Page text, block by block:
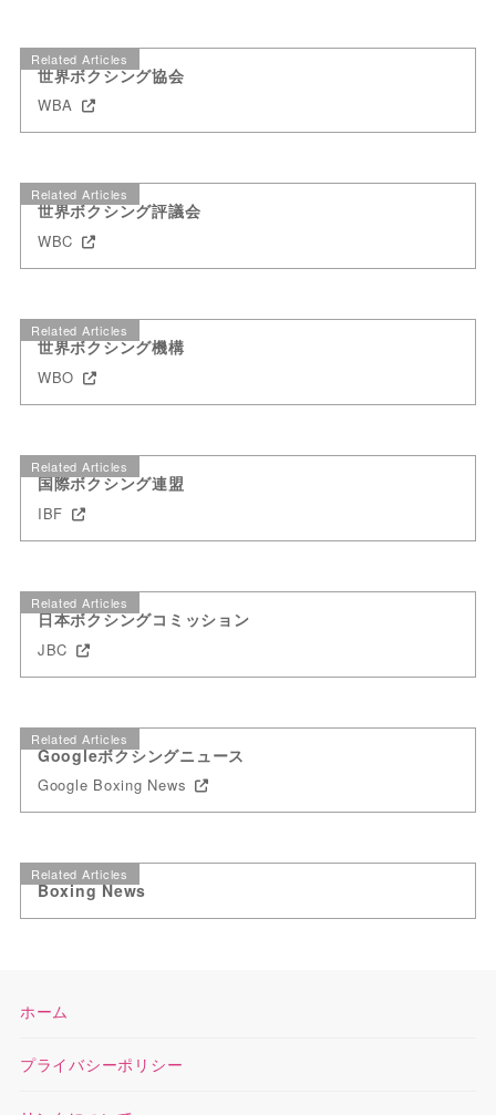
Related Articles
世界ボクシング協会
WBA
Related Articles
世界ボクシング評議会
WBC
Related Articles
世界ボクシング機構
WBO
Related Articles
国際ボクシング連盟
IBF
Related Articles
日本ボクシングコミッション
JBC
Related Articles
Googleボクシングニュース
Google Boxing News
Related Articles
Boxing News
ホーム
プライバシーポリシー